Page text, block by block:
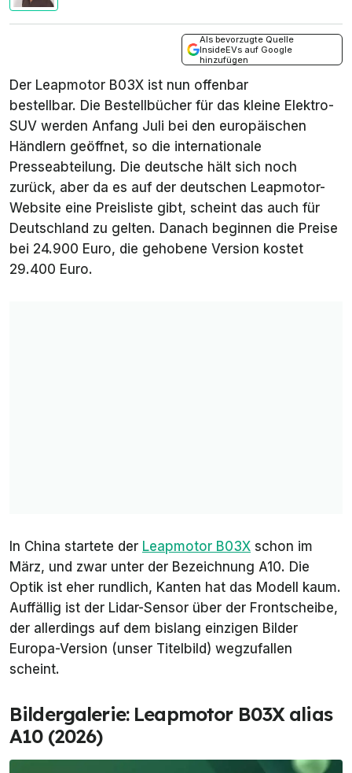
Als bevorzugte Quelle
InsideEVs auf Google
hinzufügen
Der Leapmotor B03X ist nun offenbar
bestellbar. Die Bestellbücher für das kleine Elektro-
SUV werden Anfang Juli bei den europäischen
Händlern geöffnet, so die internationale
Presseabteilung. Die deutsche hält sich noch
zurück, aber da es auf der deutschen Leapmotor-
Website eine Preisliste gibt, scheint das auch für
Deutschland zu gelten. Danach beginnen die Preise
bei 24.900 Euro, die gehobene Version kostet
29.400 Euro.
In China startete der Leapmotor B03X schon im
März, und zwar unter der Bezeichnung A10. Die
Optik ist eher rundlich, Kanten hat das Modell kaum.
Auffällig ist der Lidar-Sensor über der Frontscheibe,
der allerdings auf dem bislang einzigen Bilder
Europa-Version (unser Titelbild) wegzufallen
scheint.
Bildergalerie: Leapmotor B03X alias
A10 (2026)